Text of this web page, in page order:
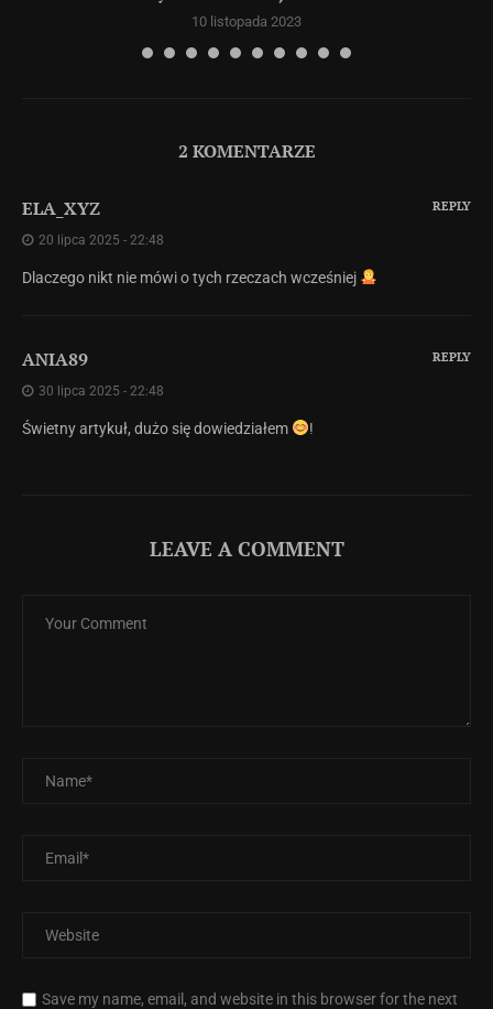
10 listopada 2023
2 KOMENTARZE
ELA_XYZ
20 lipca 2025 - 22:48
Dlaczego nikt nie mówi o tych rzeczach wcześniej
REPLY
ANIA89
30 lipca 2025 - 22:48
Świetny artykuł, dużo się dowiedziałem !
REPLY
LEAVE A COMMENT
Save my name, email, and website in this browser for the next